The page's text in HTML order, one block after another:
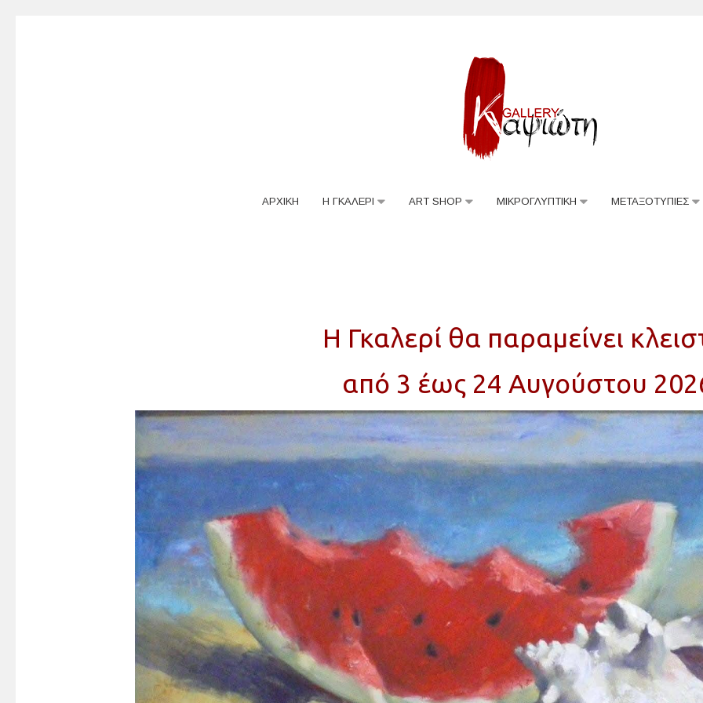
ΑΡΧΙΚΗ Η ΓΚΑΛΕΡΙ ART SHOP ΜΙΚΡΟΓΛΥΠΤΙΚΗ ΜΕΤΑΞΟΤΥΠΙΕΣ
Η Γκαλερί θα παραμείνει
από 3 έως 24 Αυγούστου